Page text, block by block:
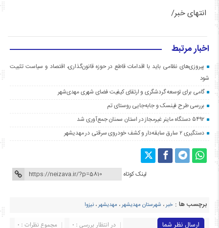
انتهای خبر/
اخبار مرتبط
پیروزی‌های نظامی باید با اقدامات قاطع در حوزه قانون‌گذاری، اقتصاد و سیاست تثبیت
شود
گامی برای توسعه گردشگری و ارتقای کیفیت فضای شهری مهدی‌شهر
بررسی طرح فینسک و جابه‌جایی روستای تم
۵۴۹۲ دستگاه ماینر غیرمجاز در استان سمنان جمع‌آوری شد
دستگیری ۲ سارق سابقه‌دار و کشف خودروی سرقتی در مهدیشهر
لینک کوتاه
برچسب ها : خبر، شهرستان مهدیشهر، مهدیشهر، نیزوا
ارسال نظر شما مجموع نظرات : 0
در انتظار بررسی : 0